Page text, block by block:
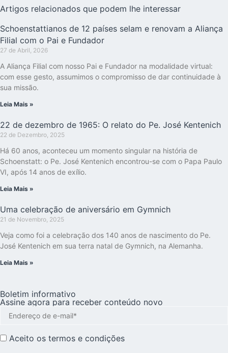
Artigos relacionados que podem lhe interessar
Schoenstattianos de 12 países selam e renovam a Aliança
Filial com o Pai e Fundador
27 de Abril, 2026
A Aliança Filial com nosso Pai e Fundador na modalidade virtual:
com esse gesto, assumimos o compromisso de dar continuidade à
sua missão.
Leia Mais »
22 de dezembro de 1965: O relato do Pe. José Kentenich
22 de Dezembro, 2025
Há 60 anos, aconteceu um momento singular na história de
Schoenstatt: o Pe. José Kentenich encontrou-se com o Papa Paulo
VI, após 14 anos de exílio.
Leia Mais »
Uma celebração de aniversário em Gymnich
21 de Novembro, 2025
Veja como foi a celebração dos 140 anos de nascimento do Pe.
José Kentenich em sua terra natal de Gymnich, na Alemanha.
Leia Mais »
Boletim informativo
Assine agora para receber conteúdo novo
Aceito os termos e condições